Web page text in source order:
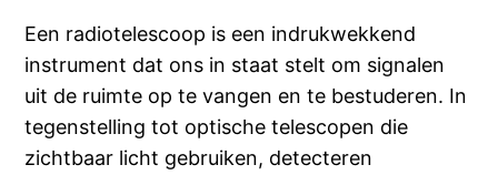
Een radiotelescoop is een indrukwekkend
instrument dat ons in staat stelt om signalen
uit de ruimte op te vangen en te bestuderen. In
tegenstelling tot optische telescopen die
zichtbaar licht gebruiken, detecteren